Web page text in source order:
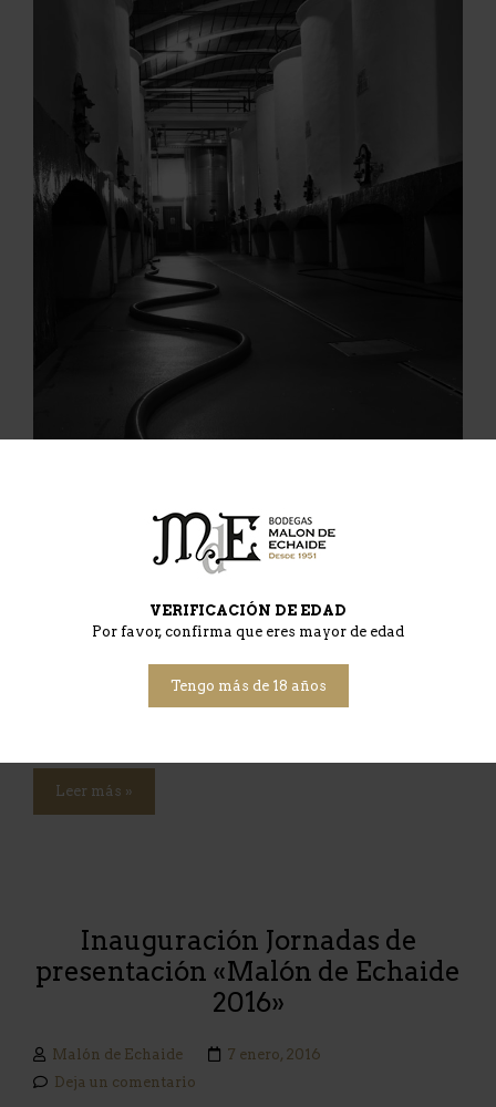
VERIFICACIÓN DE EDAD
Por favor, confirma que eres mayor de edad
Tengo más de 18 años
las instalaciones de la bodega en Cascante Los ganadores
Leer más »
Inauguración Jornadas de
presentación «Malón de Echaide
2016»
Malón de Echaide
7 enero, 2016
Deja un comentario